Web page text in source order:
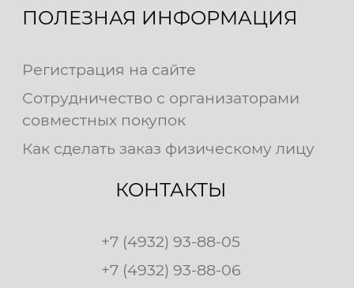
ПОЛЕЗНАЯ ИНФОРМАЦИЯ
Регистрация на сайте
Сотрудничество с организаторами
совместных покупок
Как сделать заказ физическому лицу
КОНТАКТЫ
+7 (4932) 93-88-05
+7 (4932) 93-88-06